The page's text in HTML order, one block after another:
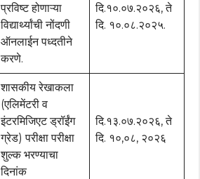
प्रविष्ट होणाऱ्या
विद्यार्थ्यांची नोंदणी
ऑनलाईन पध्दतीने
करणे.
दि.१०.०७.२०२६, ते
दि. १०.०८.२०२५.
शासकीय रेखाकला
(एलिमेंटरी व
इंटरमिजिएट ड्रॉईंग
ग्रेड) परीक्षा परीक्षा
शुल्क भरण्याचा
दिनांक
दि.१३.०७.२०२६, ते
दि. १०,०८, २०२६